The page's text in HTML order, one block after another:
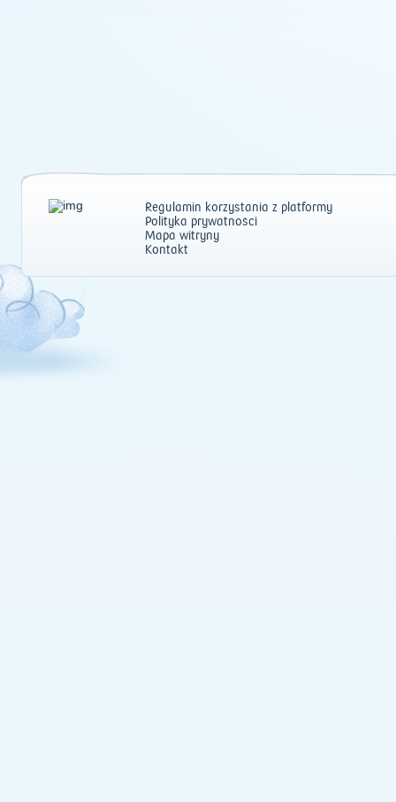
Regulamin korzystania z platformy
Polityka prywatności
Mapa witryny
Kontakt